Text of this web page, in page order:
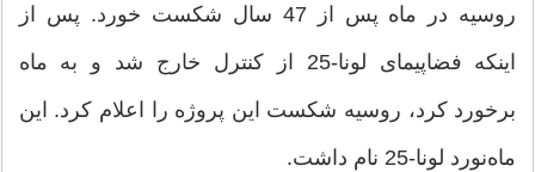
روسیه در ماه پس از 47 سال شکست خورد. پس از
اینکه فضاپیمای لونا-25 از کنترل خارج شد و به ماه
برخورد کرد، روسیه شکست این پروژه را اعلام کرد. این
ماه‌نورد لونا-25 نام داشت.